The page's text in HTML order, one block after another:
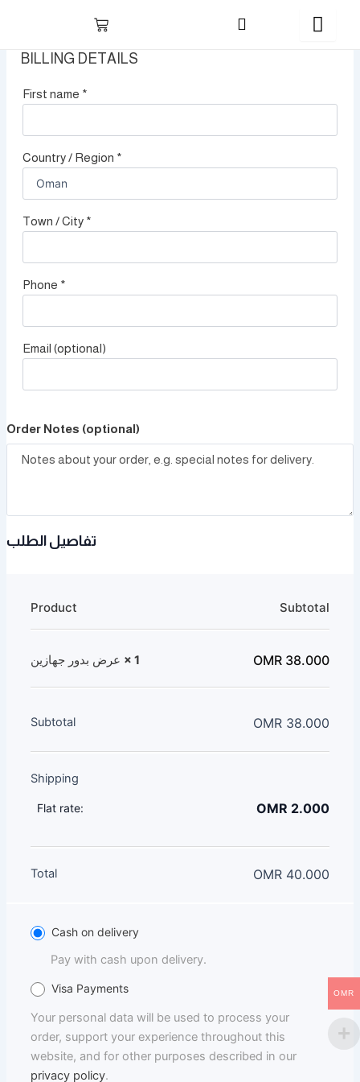
BILLING DETAILS
First name *
Country / Region *
Town / City *
Phone *
Email (optional)
Order Notes (optional)
تفاصيل الطلب
Product Subtotal
× 1 OMR38.000
Subtotal OMR38.000
Shipping
Flat rate: OMR 2.000
Total OMR40.000
Cash on delivery
Pay with cash upon delivery.
Visa Payments
Your personal data will be used to process your
order, support your experience throughout this
website, and for other purposes described in our
privacy policy.
OMR